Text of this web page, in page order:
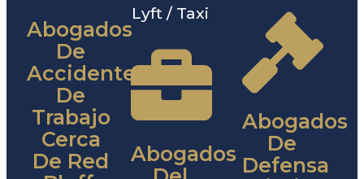
Abogados
De
Accidentes
De
Trabajo
Cerca
De Red
Lyft / Taxi
Abogados
Abogados
De
Defensa